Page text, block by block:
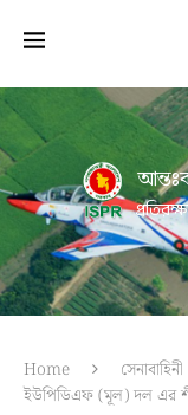
Home সেনাবাহিনী
ইউপিডিএফ (মূল) দল এর